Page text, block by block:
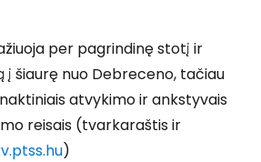
per pagrindinę stotį ir
šiaurę nuo Debreceno, tačiau
atvykimo ir ankstyvais
reisais (tvarkaraštis ir
)